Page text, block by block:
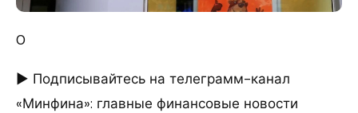
0
► Подписывайтесь на телеграмм-канал
«Минфина»: главные финансовые новости